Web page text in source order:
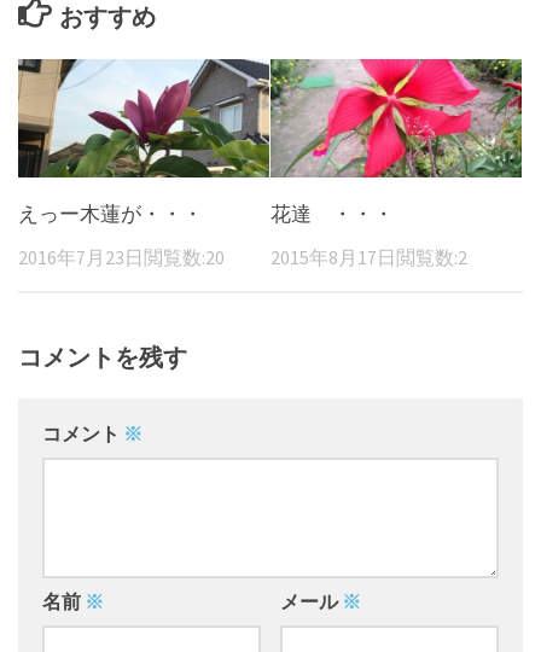
おすすめ
えっー木蓮が・・・
2016年7月23日 閲覧数:20
花達 ・・・
2015年8月17日 閲覧数:2
コメントを残す
コメント ※
名前 ※ メール ※